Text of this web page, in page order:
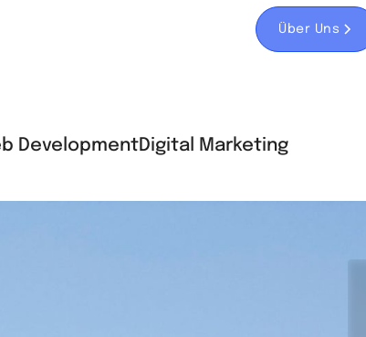
Über Uns
DevelopmentDigital Marketing